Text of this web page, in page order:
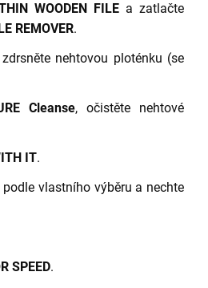
WOODEN FILE a zatlačte
REMOVER.
nehtovou ploténku (se
Cleanse, očistěte nehtové
IT.
vlastního výběru a nechte
SPEED.